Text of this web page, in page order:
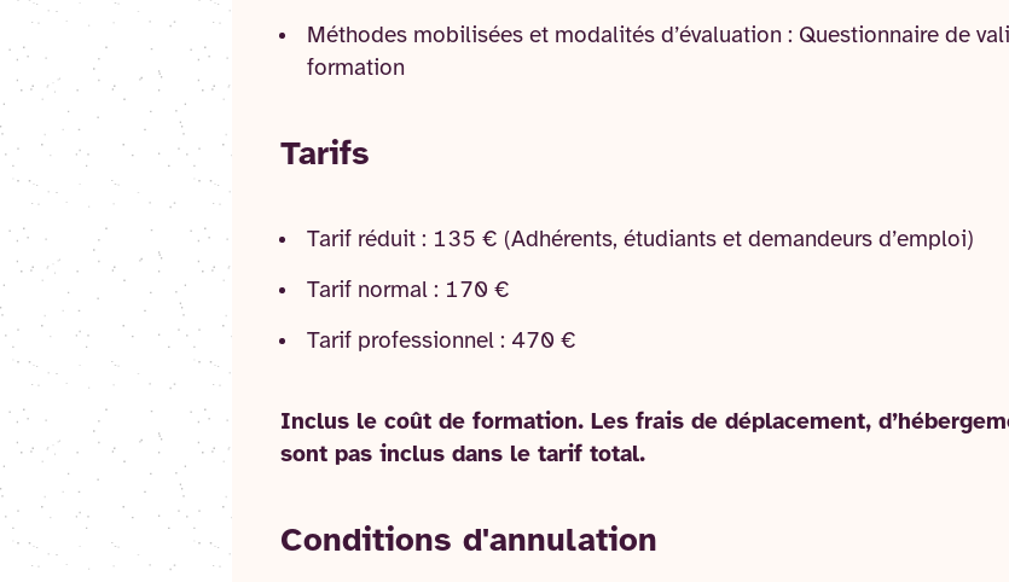
Méthodes mobilisées et modalités d’évaluation : Questionnaire de
formation
Tarifs
Tarif réduit : 135 € (Adhérents, étudiants et demandeurs d’emploi)
Tarif normal : 170 €
Tarif professionnel : 470 €
Inclus le coût de formation. Les frais de déplacement,
sont pas inclus dans le tarif total.
Conditions d'annulation